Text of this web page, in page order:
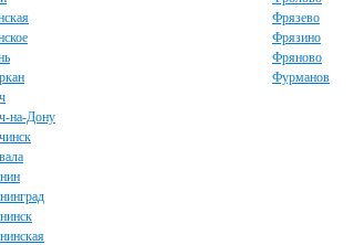
на-Дону
Фрязево
Фрязино
Фряново
Фурманов